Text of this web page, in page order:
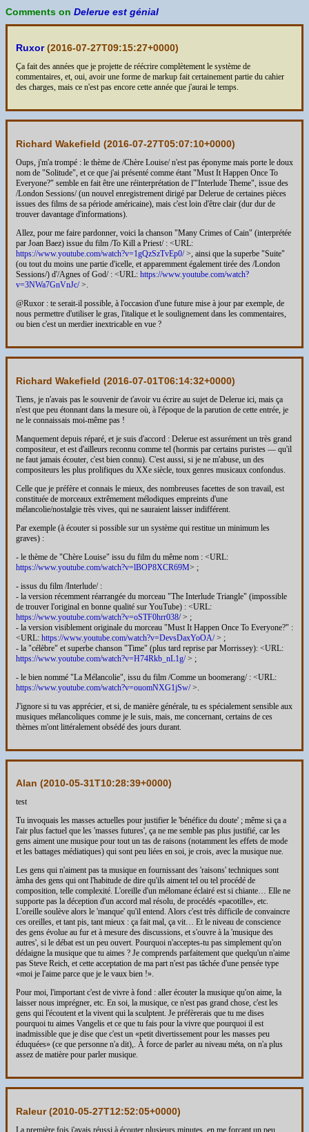
Comments on Delerue est génial
Ruxor(2016-07-27T09:15:27+0000)
Ça fait des années que je projette de réécrire complètement le système de
commentaires, et, oui, avoir une forme de markup fait certainement partie du cahier
des charges, mais ce n'est pas encore cette année que j'aurai le temps.
Richard Wakefield (2016-07-27T05:07:10+0000)
Oups, j'm'a trompé : le thème de /Chère Louise/ n'est pas éponyme mais porte le doux
nom de "Solitude", et ce que j'ai présenté comme étant "Must It Happen Once To
Everyone?" semble en fait être une réinterprétation de l'"Interlude Theme", issue des
/London Sessions/ (un nouvel enregistrement dirigé par Delerue de certaines pièces
issues des films de sa période américaine), mais c'est loin d'être clair (dur dur de
trouver davantage d'informations).
Allez, pour me faire pardonner, voici la chanson "Many Crimes of Cain" (interprétée
par Joan Baez) issue du film /To Kill a Priest/ : <URL:
https://www.youtube.com/watch?v=1gQzSzTvEp0/>, ainsi que la superbe "Suite"
(ou tout du moins une partie d'icelle, et apparemment également tirée des /London
Sessions/) d'/Agnes of God/ : <URL: https://www.youtube.com/watch?
v=3NWa7GnVnJc/>.
@Ruxor : te serait-il possible, à l'occasion d'une future mise à jour par exemple, de
nous permettre d'utiliser le gras, l'italique et le soulignement dans les commentaires,
ou bien c'est un merdier inextricable en vue ?
Richard Wakefield (2016-07-01T06:14:32+0000)
Tiens, je n'avais pas le souvenir de t'avoir vu écrire au sujet de Delerue ici, mais ça
n'est que peu étonnant dans la mesure où, à l'époque de la parution de cette entrée, je
ne le connaissais moi-même pas !
Manquement depuis réparé, et je suis d'accord : Delerue est assurément un très grand
compositeur, et est d'ailleurs reconnu comme tel (hormis par certains puristes — qu'il
ne faut jamais écouter, c'est bien connu). C'est aussi, si je ne m'abuse, un des
compositeurs les plus prolifiques du XXe siècle, toux genres musicaux confondus.
Celle que je préfère et connais le mieux, des nombreuses facettes de son travail, est
constituée de morceaux extrêmement mélodiques empreints d'une
mélancolie/nostalgie très vives, qui ne sauraient laisser indifférent.
Par exemple (à écouter si possible sur un système qui restitue un minimum les
graves) :
- le thème de "Chère Louise" issu du film du même nom : <URL:
https://www.youtube.com/watch?v=lBOP8XCR69M> ;
- issus du film /Interlude/ :
- la version récemment réarrangée du morceau "The Interlude Triangle" (impossible
de trouver l'original en bonne qualité sur YouTube) : <URL:
https://www.youtube.com/watch?v=oSTF0hrr038/> ;
- la version visiblement originale du morceau "Must It Happen Once To Everyone?" :
<URL: https://www.youtube.com/watch?v=DevsDaxYoOA/> ;
- la "célèbre" et superbe chanson "Time" (plus tard reprise par Morrissey): <URL:
https://www.youtube.com/watch?v=H74Rkb_nL1g/> ;
- le bien nommé "La Mélancolie", issu du film /Comme un boomerang/ : <URL:
https://www.youtube.com/watch?v=ouomNXG1jSw/>.
J'ignore si tu vas apprécier, et si, de manière générale, tu es spécialement sensible aux
musiques mélancoliques comme je le suis, mais, me concernant, certains de ces
thèmes m'ont littéralement obsédé des jours durant.
Alan (2010-05-31T10:28:39+0000)
test
Tu invoquais les masses actuelles pour justifier le 'bénéfice du doute' ; même si ça a
l'air plus factuel que les 'masses futures', ça ne me semble pas plus justifié, car les
gens aiment une musique pour tout un tas de raisons (notamment les effets de mode
et les battages médiatiques) qui sont peu liées en soi, je crois, avec la musique nue.
Les gens qui n'aiment pas ta musique en fournissant des 'raisons' techniques sont
àmha des gens qui ont l'habitude de dire qu'ils aiment tel ou tel procédé de
composition, telle complexité. L'oreille d'un mélomane éclairé est si chiante… Elle ne
supporte pas la déception d'un accord mal résolu, de procédés «pacotille», etc.
L'oreille soulève alors le 'manque' qu'il entend. Alors c'est très difficile de convaincre
ces oreilles, et tant pis, tant mieux : ça fait mal, ça vit… Et le niveau de conscience
des gens évolue au fur et à mesure des discussions, et s'ouvre à la 'musique des
autres', si le débat est un peu ouvert. Pourquoi n'acceptes-tu pas simplement qu'on
dédaigne la musique que tu aimes ? Je comprends parfaitement que quelqu'un n'aime
pas Steve Reich, et cette acceptation de ma part n'est pas tâchée d'une pensée type
«moi je l'aime parce que je le vaux bien !».
Pour moi, l'important c'est de vivre à fond : aller écouter la musique qu'on aime, la
laisser nous imprégner, etc. En soi, la musique, ce n'est pas grand chose, c'est les
gens qui l'écoutent et la vivent qui la sculptent. Je préfèrerais que tu me dises
pourquoi tu aimes Vangelis et ce que tu fais pour la vivre que pourquoi il est
inadmissible que je dise que c'est un «petit divertissement pour les masses peu
éduquées» (ce que personne n'a dit),. À force de parler au niveau méta, on n'a plus
assez de matière pour parler musique.
Raleur (2010-05-27T12:52:05+0000)
La première fois j'avais réussi à écouter plusieurs minutes, en me forçant un peu.